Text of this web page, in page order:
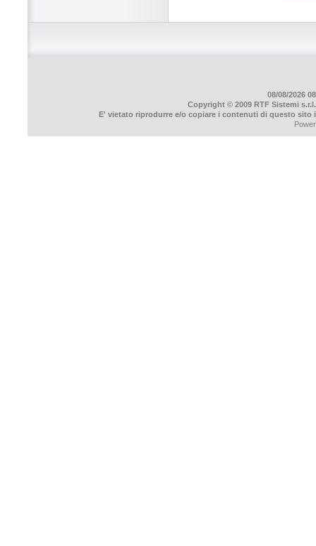
08/08/2026
Copyright © 2009 RTF Sistemi
E' vietato riprodurre e/o copiare i contenuti di questo